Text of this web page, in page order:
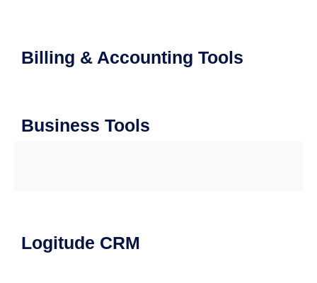
Billing & Accounting Tools
Business Tools
Logitude CRM